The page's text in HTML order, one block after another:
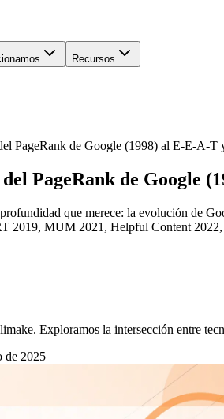
Recursos
PageRank de Google (1998) al E-E-A-
del PageRank de Google
que merece: la evolución de
2019, MUM 2021, Helpful Content
Exploramos la intersección entre
de 2025